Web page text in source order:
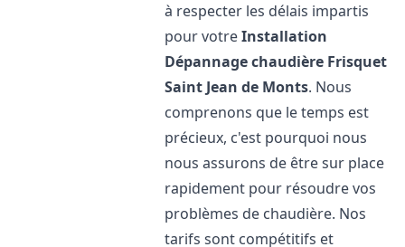
à respecter les délais impartis
pour votreInstallation
Dépannage chaudière Frisquet
Saint Jean de Monts. Nous
comprenons que le temps est
précieux, c'est pourquoi nous
nous assurons de être sur place
rapidement pour résoudre vos
problèmes de chaudière. Nos
tarifs sont compétitifs et